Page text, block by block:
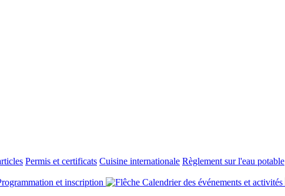
Permis et certificats Cuisine internationale Règlement sur l'eau potable
et inscription Calendrier des événements et activités